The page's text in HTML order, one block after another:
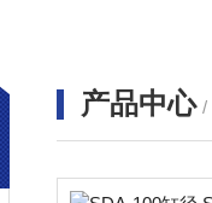
产品中心 /